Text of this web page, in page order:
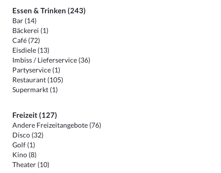
Essen & Trinken (243)
Bar (14)
Bäckerei (1)
Café (72)
Eisdiele (13)
Imbiss / Lieferservice (36)
Partyservice (1)
Restaurant (105)
Supermarkt (1)
Freizeit (127)
Andere Freizeitangebote (76)
Disco (32)
Golf (1)
Kino (8)
Theater (10)